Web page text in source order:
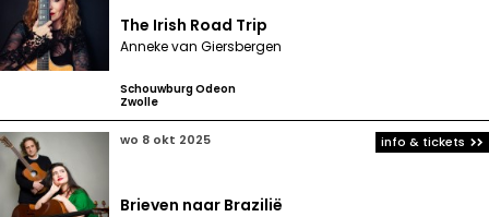
The Irish Road Trip
Anneke van Giersbergen
Schouwburg Odeon
Zwolle
wo 8 okt 2025
Brieven naar Brazilië
info & tickets